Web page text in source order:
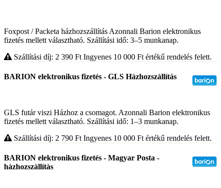
Foxpost / Packeta házhozszállítás Azonnali Barion elektronikus
fizetés mellett választható. Szállítási idő: 3–5 munkanap.
Szállítási díj: 2 390 Ft Ingyenes 10 000 Ft értékű rendelés felett.
BARION elektronikus fizetés - GLS Házhozszállítás
GLS futár viszi Házhoz a csomagot. Azonnali Barion elektronikus
fizetés mellett választható. Szállítási idő: 1–3 munkanap.
Szállítási díj: 2 790 Ft Ingyenes 10 000 Ft értékű rendelés felett.
BARION elektronikus fizetés - Magyar Posta -
hàzhozszàllítàs